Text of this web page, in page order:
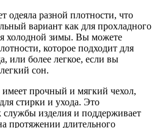
одеяла разной плотности, что
вариант как для прохладного
холодной зимы. Вы можете
которое подходит для
или более легкое, если вы
сон.
прочный и мягкий чехол,
стирки и ухода. Это
службы изделия и поддерживает
протяжении длительного